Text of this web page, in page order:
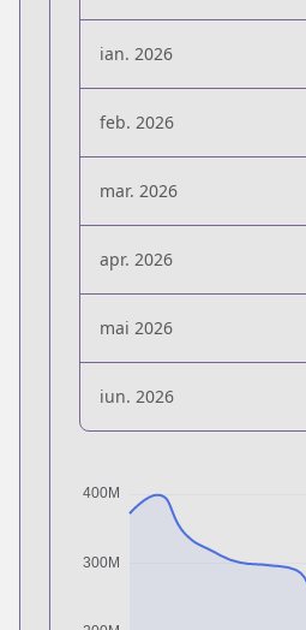
ian. 2026
feb. 2026
mar. 2026
apr. 2026
mai 2026
iun. 2026